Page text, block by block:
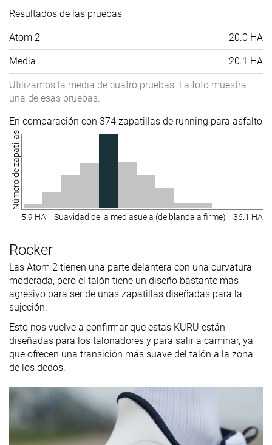
Resultados de las pruebas
Atom 2 20.0 HA
Media 20.1 HA
Utilizamos la media de cuatro pruebas. La foto muestra
una de esas pruebas.
En comparación con 374 zapatillas de running para asfalto
Número de zapatillas
5.9 HA Suavidad de la mediasuela (de blanda a firme) 36.1 HA
Rocker
Las Atom 2 tienen una parte delantera con una curvatura
moderada, pero el talón tiene un diseño bastante más
agresivo para ser de unas zapatillas diseñadas para la
sujeción.
Esto nos vuelve a confirmar que estas KURU están
diseñadas para los talonadores y para salir a caminar, ya
que ofrecen una transición más suave del talón a la zona
de los dedos.